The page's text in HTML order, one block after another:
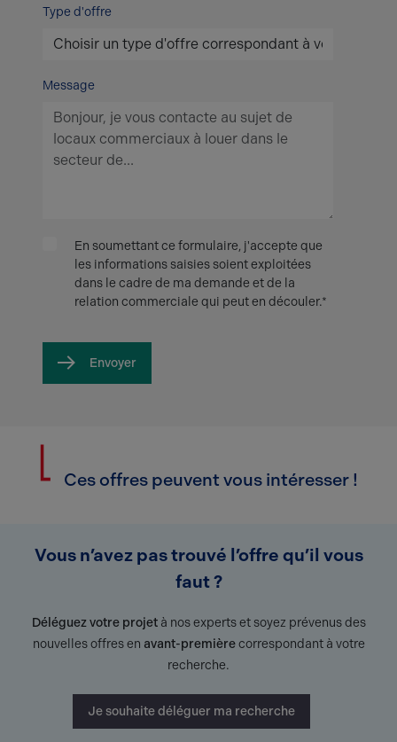
Type d'offre
Message
En soumettant ce formulaire, j'accepte que
les informations saisies soient exploitées
dans le cadre de ma demande et de la
relation commerciale qui peut en découler.*
Envoyer
Ces offres peuvent vous intéresser !
Vous n’avez pas trouvé l’offre qu’il vous
faut ?
Déléguez votre projetà nos experts et soyez prévenus des
nouvelles offres en avant-premièrecorrespondant à votre
recherche.
Je souhaite déléguer ma recherche